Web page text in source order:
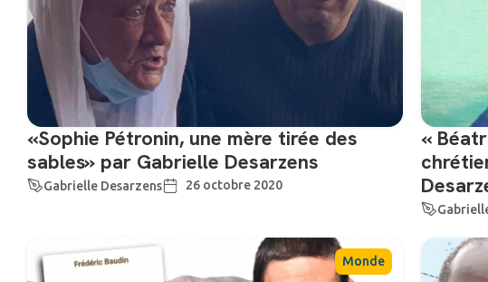
«Sophie Pétronin, une mère tirée des
sables» par Gabrielle Desarzens
Gabrielle Desarzens 26 octobre 2020
«
Monde